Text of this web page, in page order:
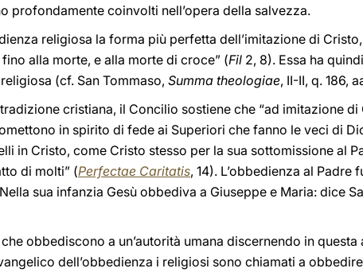
profondamente coinvolti nell’opera della salvezza.
religiosa la forma più perfetta dell’imitazione di
alla morte, e alla morte di croce” (Fil 2, 8). Essa ha
(cf. San Tommaso, Summa theologiae, II-II, q. 186,
cristiana, il Concilio sostiene che “ad imitazione di
in spirito di fede ai Superiori che fanno le veci di
in Cristo, come Cristo stesso per la sua sottomissione al
di molti” (Perfectae Caritatis, 14). L’obbedienza al Padre
sua infanzia Gesù obbediva a Giuseppe e Maria: dice
obbediscono a un’autorità umana discernendo in questa
dell’obbedienza i religiosi sono chiamati a